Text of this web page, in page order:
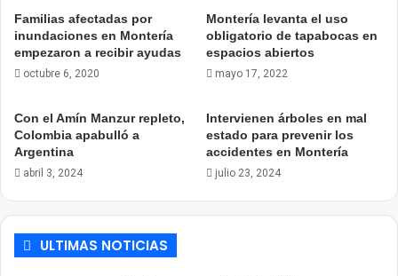
Familias afectadas por
inundaciones en Montería
empezaron a recibir ayudas
octubre 6, 2020
Montería levanta el uso
obligatorio de tapabocas en
espacios abiertos
mayo 17, 2022
Con el Amín Manzur repleto,
Colombia apabulló a
Argentina
abril 3, 2024
Intervienen árboles en mal
estado para prevenir los
accidentes en Montería
julio 23, 2024
ULTIMAS NOTICIAS